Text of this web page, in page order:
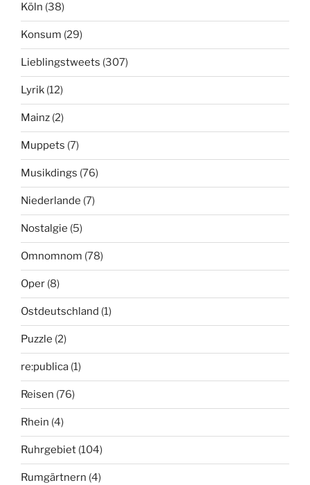
Köln (38)
Konsum (29)
Lieblingstweets (307)
Lyrik (12)
Mainz (2)
Muppets (7)
Musikdings (76)
Niederlande (7)
Nostalgie (5)
Omnomnom (78)
Oper (8)
Ostdeutschland (1)
Puzzle (2)
re:publica (1)
Reisen (76)
Rhein (4)
Ruhrgebiet (104)
Rumgärtnern (4)